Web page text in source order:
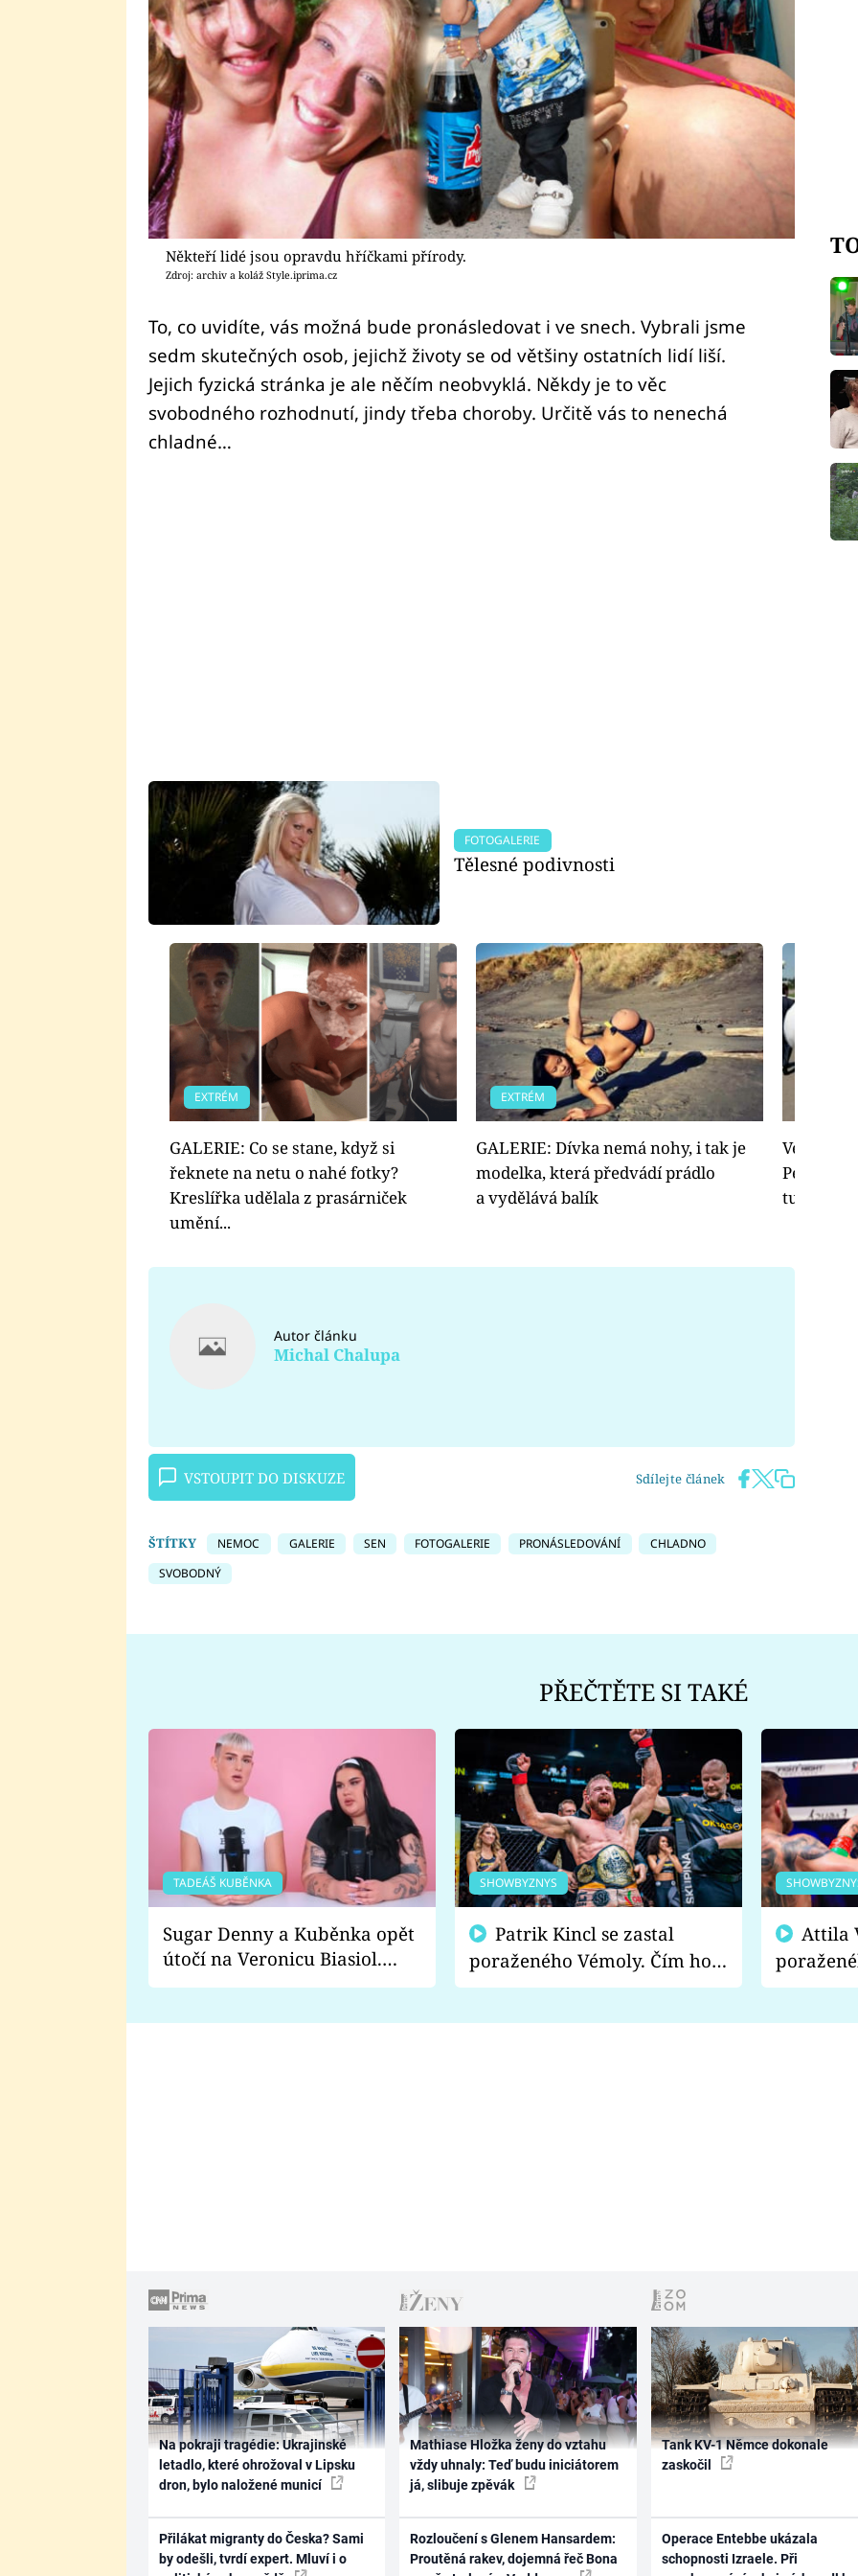
Někteří lidé jsou opravdu hříčkami přírody.
Zdroj: archiv a koláž Style.iprima.cz
To, co uvidíte, vás možná bude pronásledovat i ve snech. Vybrali jsme
sedm skutečných osob, jejichž životy se od většiny ostatních lidí liší.
Jejich fyzická stránka je ale něčím neobvyklá. Někdy je to věc
svobodného rozhodnutí, jindy třeba choroby. Určitě vás to nenechá
chladné…
FOTOGALERIE
Tělesné podivnosti
EXTRÉM
GALERIE: Co se stane, když si
řeknete na netu o nahé fotky?
Kreslířka udělala z prasárniček
umění...
EXTRÉM
GALERIE: Dívka nemá nohy, i tak je
modelka, která předvádí prádlo
a vydělává balík
Velká
Perfektně
tutově
Autor článku
Michal Chalupa
VSTOUPIT DO DISKUZE Sdílejte článek
ŠTÍTKY NEMOC GALERIE SEN FOTOGALERIE PRONÁSLEDOVÁNÍ
CHLADNO
SVOBODNÝ
PŘEČTĚTE SI TAKÉ
TADEÁŠ KUBĚNKA
Sugar Denny a Kuběnka opět
útočí na Veronicu Biasiol.
Proč je podle nich falešná a
SHOWBYZNYS
poraženého Vémoly. Čím ho
fanoušci naštvali?
chce
Na pokraji tragédie: Ukrajinské
letadlo, které ohrožoval v Lipsku
dron, bylo naložené municí
Přilákat migranty do Česka? Sami
by odešli, tvrdí expert. Mluví i o
Mathiase Hložka ženy do vztahu
vždy uhnaly: Teď budu iniciátorem
já, slibuje zpěvák
Rozloučení s Glenem Hansardem:
Proutěná rakev, dojemná řeč Bona
Tank KV-1 Němce dokonale
zaskočil
Operace Entebbe ukázala
schopnosti Izraele. Při